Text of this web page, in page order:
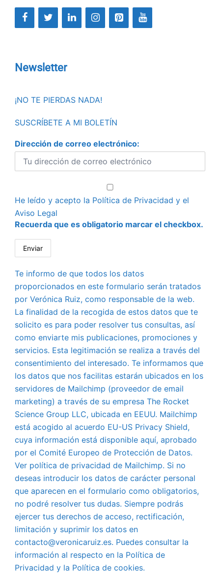
Newsletter
¡NO TE PIERDAS NADA!
SUSCRÍBETE A MI BOLETÍN
Dirección de correo electrónico:
He leído y acepto la Política de Privacidad y el
Aviso Legal
Recuerda que es obligatorio marcar el checkbox.
Te informo de que todos los datos
proporcionados en este formulario serán tratados
por Verónica Ruiz, como responsable de la web.
La finalidad de la recogida de estos datos que te
solicito es para poder resolver tus consultas, así
como enviarte mis publicaciones, promociones y
servicios. Esta legitimación se realiza a través del
consentimiento del interesado. Te informamos que
los datos que nos facilitas estarán ubicados en los
servidores de Mailchimp (proveedor de email
marketing) a través de su empresa The Rocket
Science Group LLC, ubicada en EEUU. Mailchimp
está acogido al acuerdo EU-US Privacy Shield,
cuya información está disponible aquí, aprobado
por el Comité Europeo de Protección de Datos.
Ver política de privacidad de Mailchimp. Si no
deseas introducir los datos de carácter personal
que aparecen en el formulario como obligatorios,
no podré resolver tus dudas. Siempre podrás
ejercer tus derechos de acceso, rectificación,
limitación y suprimir los datos en
contacto@veronicaruiz.es. Puedes consultar la
información al respecto en la Política de
Privacidad y la Política de cookies.